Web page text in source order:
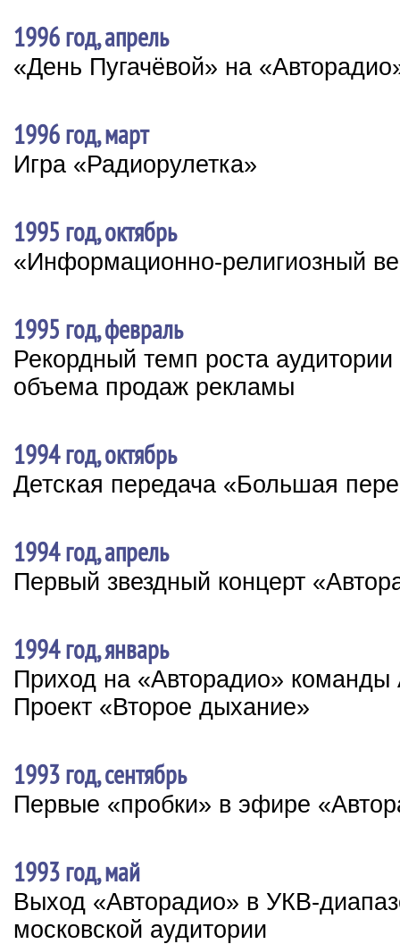
1996 год, апрель
«День Пугачёвой» на
1996 год, март
Игра «Радиорулетка»
1995 год, октябрь
«Информационно-религиозный
1995 год, февраль
Рекордный темп роста
объема продаж рекламы
1994 год, октябрь
Детская передача «Большая
1994 год, апрель
Первый звездный концерт
1994 год, январь
Приход на «Авторадио»
Проект «Второе дыхание»
1993 год, сентябрь
Первые «пробки» в эфире
1993 год, май
Выход «Авторадио» в УКВ-
московской аудитории